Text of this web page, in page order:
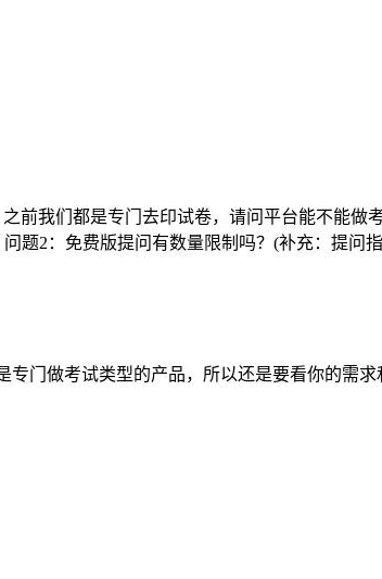
前我们都是专门去印试卷，请问平台能不能
题2：免费版提问有数量限制吗？(补充：提
专门做考试类型的产品，所以还是要看你的需